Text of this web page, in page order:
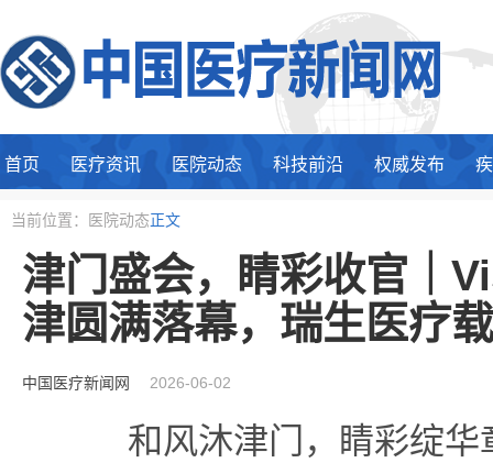
首页 医疗资讯 医院动态 科技前沿 权威发布
当前位置：医院动态正文
津门盛会，睛彩收官｜
津圆满落幕，瑞生医疗
中国医疗新闻网 2026-06-02
和风沐津门，睛彩绽华